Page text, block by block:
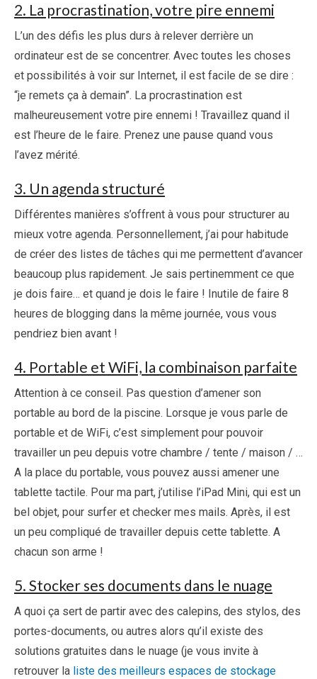
2. La procrastination, votre pire ennemi
L’un des défis les plus durs à relever derrière un
ordinateur est de se concentrer. Avec toutes les choses
et possibilités à voir sur Internet, il est facile de se dire :
“je remets ça à demain”. La procrastination est
malheureusement votre pire ennemi ! Travaillez quand il
est l’heure de le faire. Prenez une pause quand vous
l’avez mérité.
3. Un agenda structuré
Différentes manières s’offrent à vous pour structurer au
mieux votre agenda. Personnellement, j’ai pour habitude
de créer des listes de tâches qui me permettent d’avancer
beaucoup plus rapidement. Je sais pertinemment ce que
je dois faire… et quand je dois le faire ! Inutile de faire 8
heures de blogging dans la même journée, vous vous
pendriez bien avant !
4. Portable et WiFi, la combinaison parfaite
Attention à ce conseil. Pas question d’amener son
portable au bord de la piscine. Lorsque je vous parle de
portable et de WiFi, c’est simplement pour pouvoir
travailler un peu depuis votre chambre / tente / maison / …
A la place du portable, vous pouvez aussi amener une
tablette tactile. Pour ma part, j’utilise l’iPad Mini, qui est un
bel objet, pour surfer et checker mes mails. Après, il est
un peu compliqué de travailler depuis cette tablette. A
chacun son arme !
5. Stocker ses documents dans le nuage
A quoi ça sert de partir avec des calepins, des stylos, des
portes-documents, ou autres alors qu’il existe des
solutions gratuites dans le nuage (je vous invite à
retrouver la liste des meilleurs espaces de stockage